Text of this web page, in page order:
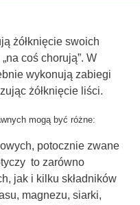
żółknięcie swoich
coś chorują”. W
wykonują zabiegi
żółknięcie liści.
mogą być różne:
potocznie zwane
to zarówno
jak i kilku składników
magnezu, siarki,